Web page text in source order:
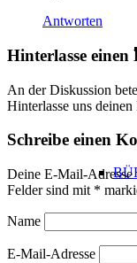
Antworten
Hinterlasse
An der Diskussion
Hinterlasse uns
Schreibe einen
Deine E-Mail-
Felder sind mit *
Name
E-Mail-Adresse